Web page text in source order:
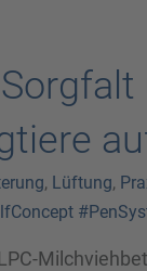
, Lüftung,